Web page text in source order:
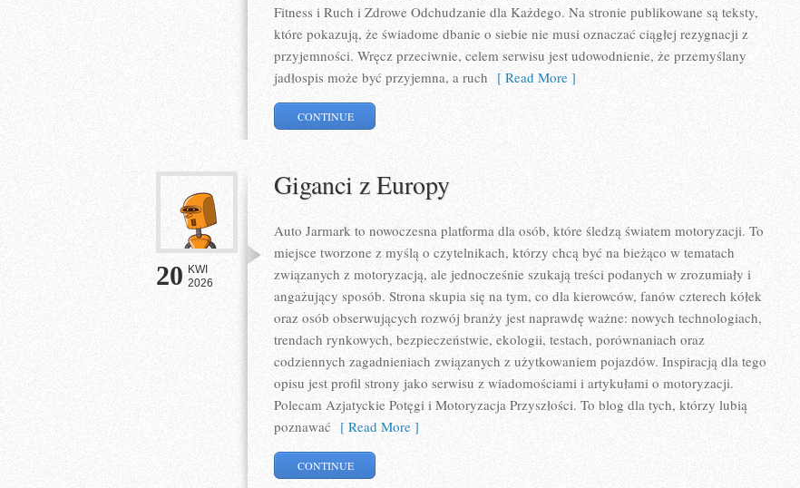
Fitness i Ruch i Zdrowe Odchudzanie dla Każdego. Na stronie publikowane są teksty,
które pokazują, że świadome dbanie o siebie nie musi oznaczać ciągłej rezygnacji z
przyjemności. Wręcz przeciwnie, celem serwisu jest udowodnienie, że przemyślany
jadłospis może być przyjemna, a ruch [ Read More ]
CONTINUE
20 KWI
2026
Giganci z Europy
Auto Jarmark to nowoczesna platforma dla osób, które śledzą światem motoryzacji. To
miejsce tworzone z myślą o czytelnikach, którzy chcą być na bieżąco w tematach
związanych z motoryzacją, ale jednocześnie szukają treści podanych w zrozumiały i
angażujący sposób. Strona skupia się na tym, co dla kierowców, fanów czterech kółek
oraz osób obserwujących rozwój branży jest naprawdę ważne: nowych technologiach,
trendach rynkowych, bezpieczeństwie, ekologii, testach, porównaniach oraz
codziennych zagadnieniach związanych z użytkowaniem pojazdów. Inspiracją dla tego
opisu jest profil strony jako serwisu z wiadomościami i artykułami o motoryzacji.
Polecam Azjatyckie Potęgi i Motoryzacja Przyszłości. To blog dla tych, którzy lubią
poznawać [ Read More ]
CONTINUE